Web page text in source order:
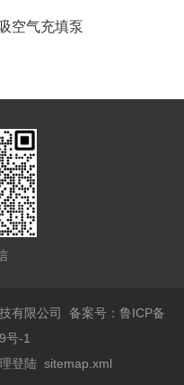
空气充填泵
技有限公司备案号：鲁ICP备
号-1
登陆 sitemap.xml